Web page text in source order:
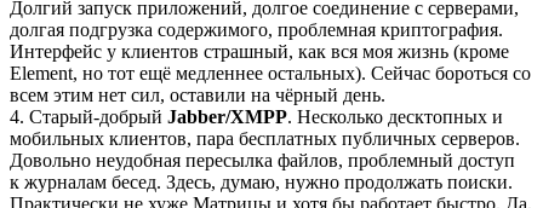
Долгий запуск приложений, долгое соединение с серверами,
долгая подгрузка содержимого, проблемная криптография.
Интерфейс у клиентов страшный, как вся моя жизнь (кроме
Element, но тот ещё медленнее остальных). Сейчас бороться со
всем этим нет сил, оставили на чёрный день.
4. Старый‑добрый Jabber/XMPP. Несколько десктопных и
мобильных клиентов, пара бесплатных публичных серверов.
Довольно неудобная пересылка файлов, проблемный доступ
к журналам бесед. Здесь, думаю, нужно продолжать поиски.
Практически не хуже Матрицы и хотя бы работает быстро. Да,